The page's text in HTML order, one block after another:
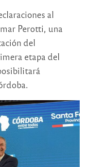
al
Perotti, una
del
etapa del